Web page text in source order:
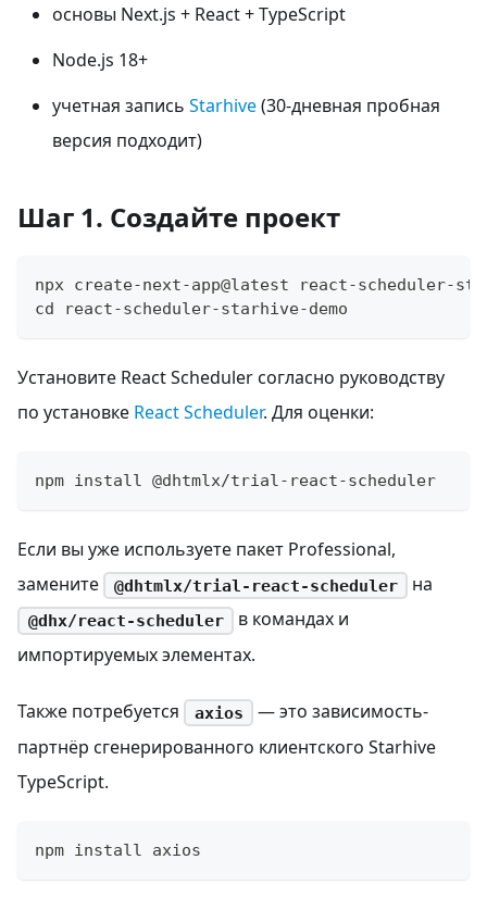
основы Next.js + React + TypeScript
Node.js 18+
учетная запись Starhive(30-дневная пробная
версия подходит)
Шаг 1. Создайте проект
npx create-next-app@latest react-scheduler-
cd react-scheduler-starhive-demo
Установите React Scheduler согласно руководству
по установке React Scheduler. Для оценки:
npm install @dhtmlx/trial-react-scheduler
Если вы уже используете пакет Professional,
замените
@dhtmlx/trial-react-scheduler на
@dhx/react-scheduler
в командах и
импортируемых элементах.
Также потребуется axios
— это зависимость-
партнёр сгенерированного клиентского Starhive
TypeScript.
npm install axios